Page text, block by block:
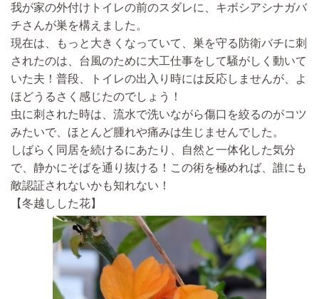
我が家の外付けトイレの前のスダレに、キボシアシナガバ
チさんが巣を構えました。
現在は、もっと大きくなっていて、巣を守る防衛バチに刺
されたのは、台風のために大工仕事をして騒がしく動いて
いた夫！普段、トイレの出入り時には反応しませんが、よ
ほどうるさく感じたのでしょう！
虫に刺された時は、流水で洗いながら傷口を絞るのがコツ
みたいで、ほとんど腫れや痛みは生じませんでした。
しばらく同居を続けるにあたり、自然と一体化した気分
で、静かにそばを通り抜ける！この術を極めれば、誰にも
敵認証されないかも知れない！
【冬越しした花】